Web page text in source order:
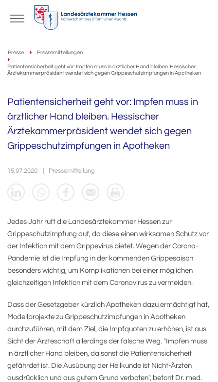
Presse Pressemitteilungen
Patientensicherheit geht vor: Impfen muss in ärztlicher Hand bleiben. Hessischer
Ärztekammerpräsident wendet sich gegen Grippeschutzimpfungen in Apotheken
Patientensicherheit geht vor: Impfen muss in
ärztlicher Hand bleiben. Hessischer
Ärztekammerpräsident wendet sich gegen
Grippeschutzimpfungen in Apotheken
15.07.2020 Pressemitteilung
Jedes Jahr ruft die Landesärztekammer Hessen zur
Grippeschutzimpfung auf, da diese einen wirksamen Schutz vor
der Infektion mit dem Grippevirus bietet. Wegen der Corona-
Pandemie ist die Impfung in der kommenden Grippesaison
besonders wichtig, um Komplikationen bei einer möglichen
gleichzeitigen Infektion mit dem Coronavirus zu vermeiden.
Dass der Gesetzgeber kürzlich Apotheken dazu ermächtigt hat,
Modellprojekte zu Grippeschutzimpfungen in Apotheken
durchzuführen, mit dem Ziel, die Impfquoten zu erhöhen, ist aus
Sicht der Ärzteschaft allerdings der falsche Weg. "Impfen muss
in ärztlicher Hand bleiben, da sonst die Patientensicherheit
gefährdet ist. Die Ausübung der Heilkunde ist Nicht-Ärzten
ausdrücklich und aus gutem Grund verboten", betont Dr. med.